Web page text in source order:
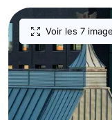
Voir les 7